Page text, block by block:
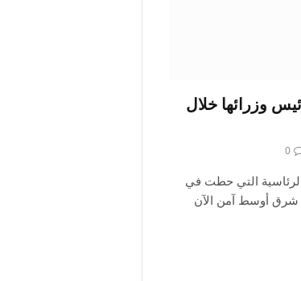
وزرائها خلال
0
التي حطت في
شرق أوسط آمن الآن